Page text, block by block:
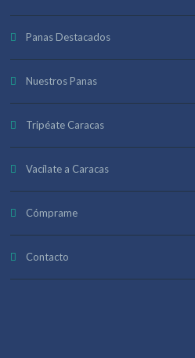
Panas Destacados
Nuestros Panas
Tripéate Caracas
Vacílate a Caracas
Cómprame
Contacto